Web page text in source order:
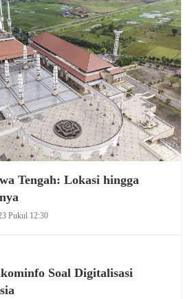
Tengah: Lokasi hingga
Pukul 12:30
Soal Digitalisasi